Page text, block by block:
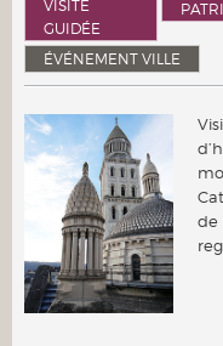
VISITE
GUIDÉE
ÉVÉNEMENT VILLE
de